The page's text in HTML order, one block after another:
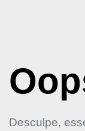
Desculpe,